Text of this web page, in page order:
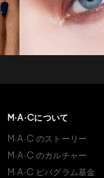
はM･A･C
登録後の初回購入時
M·A·Cについて
M·A·C のストーリー
M·A·C のカルチャー
M·A·C ビバグラム基金